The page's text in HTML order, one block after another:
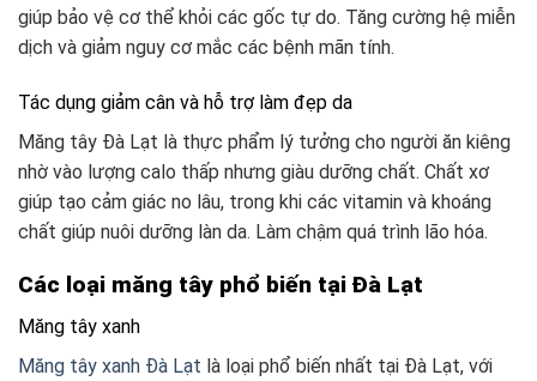
giúp bảo vệ cơ thể khỏi các gốc tự do. Tăng cường hệ miễn
dịch và giảm nguy cơ mắc các bệnh mãn tính.
Tác dụng giảm cân và hỗ trợ làm đẹp da
Măng tây Đà Lạt là thực phẩm lý tưởng cho người ăn kiêng
nhờ vào lượng calo thấp nhưng giàu dưỡng chất. Chất xơ
giúp tạo cảm giác no lâu, trong khi các vitamin và khoáng
chất giúp nuôi dưỡng làn da. Làm chậm quá trình lão hóa.
Các loại măng tây phổ biến tại Đà Lạt
Măng tây xanh
Măng tây xanh Đà Lạt là loại phổ biến nhất tại Đà Lạt, với